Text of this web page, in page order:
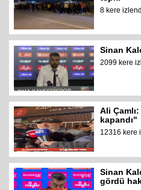
8 kere
Sinan
2099 kere
Ali
kapandı"
12316 kere
Sinan
gördü